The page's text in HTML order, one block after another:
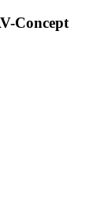
Concept